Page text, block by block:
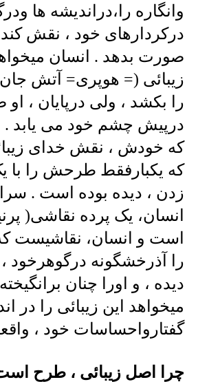
وانگاره را،دراندیشه ها
درکردارهای خود ، نقش کند
صورت بدهد . انسان
زیبائی (= هوپری= آتش
را بکشد ، ولی درپایان ،
درپیش چشم خود می یابد
که خودش ، نقش خدای
که یکبارفقط طرحش را با
زدن ، دیده بوده است .
انسان، یک پرده نقاشی(
است و انسان، نقاشیست
را آذرخشگونه درگوهرخود ،
دیده ، و اورا چنان
میخواهد این زیبائی را در
گفتارواحساسات خود ،
چرا اصل زیبائی ، طرح